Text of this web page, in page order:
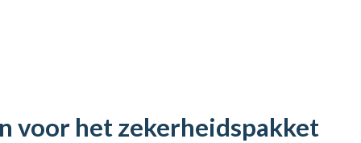
voor het zekerheidspakket